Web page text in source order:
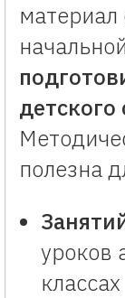
материал
полезна
уроков
классах